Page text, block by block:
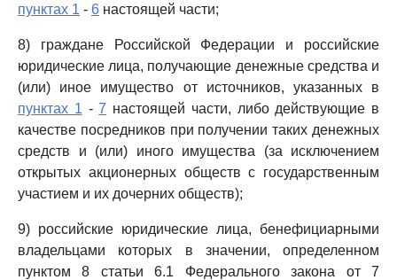
пунктах 1 - 6 настоящей части;
8) граждане Российской Федерации и российские
юридические лица, получающие денежные средства и
(или) иное имущество от источников, указанных в
пунктах 1 -7 настоящей части, либо действующие в
качестве посредников при получении таких денежных
средств и (или) иного имущества (за исключением
открытых акционерных обществ с государственным
участием и их дочерних обществ);
9) российские юридические лица, бенефициарными
владельцами которых в значении, определенном
пунктом 8 статьи 6.1 Федерального закона от 7